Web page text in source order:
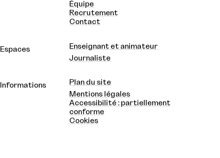
Équipe
Recrutement
Contact
Espaces
Enseignant et animateur
Journaliste
Informations
Plan du site
Mentions légales
Accessibilité : partiellement
conforme
Cookies